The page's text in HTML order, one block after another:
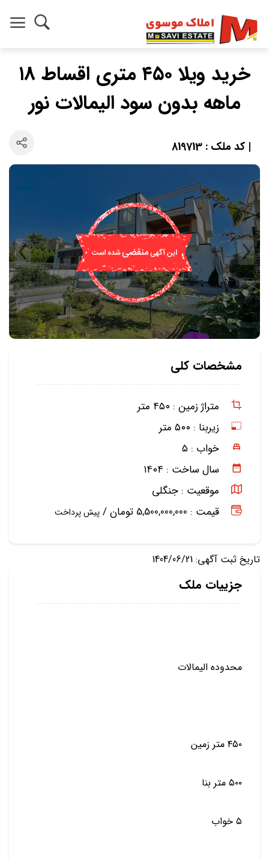
خرید ویلا ۴۵۰ متری اقساط ۱۸
ماهه بدون سود الیمالات نور
| کد ملک : 819713
مشخصات کلی
متراژ زمین : ۴۵۰ متر
زیربنا : ۵۰۰ متر
خواب : ۵
سال ساخت : ۱۴۰۴
موقعیت : جنگلی
قیمت : 5,500,000,000 تومان /
پیش پرداخت
تاریخ ثبت آگهی: 1404/06/21
جزییات ملک
محدوده الیمالات
۴۵۰ متر زمین
۵۰۰ متر بنا
۵ خواب